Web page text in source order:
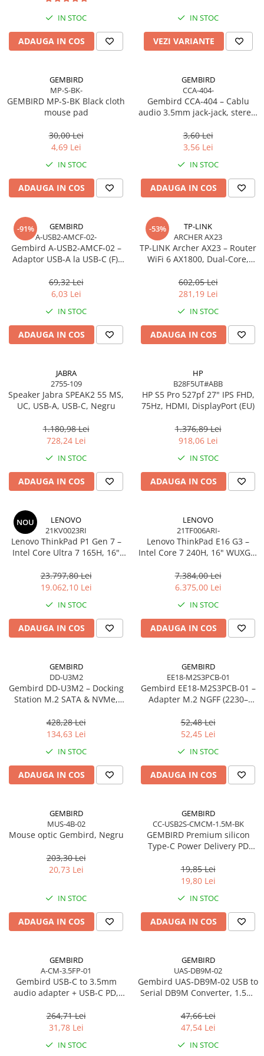
Imprimante Large Format Printer
Accesorii Large Format
Scannere Documente
Caști & Microfoane
Caști Business
Căști Gaming & Consumer
Display & signage
Ecrane Digital Signage
Ecrane Touchscreen Digital Signage
Proiectoare
Proiectoare Business
Proiectoare Consumer
Memorii Laptop
Memorii Flash
Stick-uri USB
Surse de Alimentare PC
Ventilatoare & Sisteme de Răcire
Ventilatoare & Sisteme de Răcire
Accesorii componente
Accesorii componente - altele
Unități optice
Blu-Ray, CD/DVD & Floppy Drives
Hub-uri USB
Genți & Rucsacuri
Husa Laptop
Rucsacuri & Genți Laptop
Kit-uri Tastatura si Mouse
Prize cu Protecție
USB & Card Readers
Cititoare de Carduri Usb
IN STOC
ADAUGA IN COS
IN STOC
VEZI VARIANTE
GEMBIRD
MP-S-BK-
GEMBIRD MP-S-BK Black cloth
mouse pad
30,00 Lei
4,69 Lei
IN STOC
ADAUGA IN COS
GEMBIRD
CCA-404-
Gembird CCA‑404 – Cablu
audio 3.5mm jack‑jack, stereo,
3,60 Lei
3,56 Lei
IN STOC
ADAUGA IN COS
-91%
GEMBIRD
A-USB2-AMCF-02-
Gembird A‑USB2‑AMCF‑02 –
Adaptor USB‑A la USB‑C (F),
69,32 Lei
6,03 Lei
IN STOC
ADAUGA IN COS
-53%
TP-LINK
ARCHER AX23
TP‑LINK Archer AX23 – Router
WiFi 6 AX1800, Dual‑Core,
602,05 Lei
281,19 Lei
IN STOC
ADAUGA IN COS
JABRA
2755-109
Speaker Jabra SPEAK2 55 MS,
UC, USB-A, USB-C, Negru
1.180,98 Lei
728,24 Lei
IN STOC
ADAUGA IN COS
HP
B28F5UT#ABB
HP S5 Pro 527pf 27" IPS FHD,
75Hz, HDMI, DisplayPort (EU)
1.376,89 Lei
918,06 Lei
IN STOC
ADAUGA IN COS
NOU
LENOVO
21KV0023RI
Lenovo ThinkPad P1 Gen 7 –
Intel Core Ultra 7 165H, 16"
32GB, 1TB SSD, Windows 11
Pro, 3Y Premier
23.797,80 Lei
19.062,10 Lei
IN STOC
ADAUGA IN COS
LENOVO
21TF006ARI-
Lenovo ThinkPad E16 G3 –
Intel Core 7 240H, 16" WUXGA,
3Y OS
7.384,00 Lei
6.375,00 Lei
IN STOC
ADAUGA IN COS
GEMBIRD
DD-U3M2
Gembird DD‑U3M2 – Docking
Station M.2 SATA & NVMe,
428,28 Lei
134,63 Lei
IN STOC
ADAUGA IN COS
GEMBIRD
EE18-M2S3PCB-01
Gembird EE18‑M2S3PCB‑01 –
Adapter M.2 NGFF (2230–
52,48 Lei
52,45 Lei
IN STOC
ADAUGA IN COS
GEMBIRD
MUS-4B-02
Mouse optic Gembird, Negru
203,30 Lei
20,73 Lei
IN STOC
ADAUGA IN COS
GEMBIRD
CC-USB2S-CMCM-1.5M-BK
GEMBIRD Premium silicon
Type-C Power Delivery PD
black
19,85 Lei
19,80 Lei
IN STOC
ADAUGA IN COS
GEMBIRD
A-CM-3.5FP-01
Gembird USB‑C to 3.5mm
audio adapter + USB‑C PD,
264,71 Lei
31,78 Lei
IN STOC
GEMBIRD
UAS-DB9M-02
Gembird UAS‑DB9M‑02 USB to
Serial DB9M Converter, 1.5m,
47,66 Lei
47,54 Lei
IN STOC